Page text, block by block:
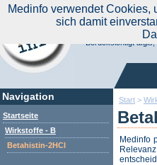
Start >
Medinfo
Navigation
Startseite
Wirkstoffe - B
Betahistin-2HCl
Suchen Sie noch
Medinfo.de - Meta-
Berücksichtigt
Medinfo verwendet Cookies,
sich damit